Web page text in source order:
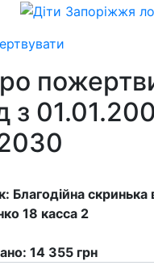
з
Благодійна
18 касса 2
14 355 грн